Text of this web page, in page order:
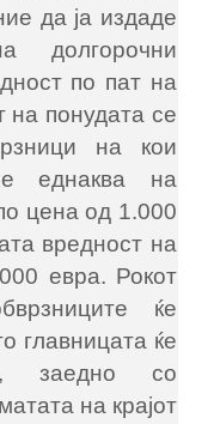
да ја издаде
долгорочни
по пат на
на понудата се
на кои
еднаква на
цена од 1.000
вредност на
евра. Рокот
ќе
главницата ќе
заедно со
на крајот